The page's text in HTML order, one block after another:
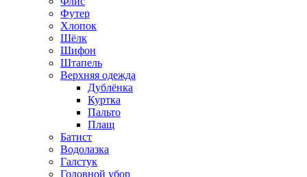
Футер
Хлопок
Шёлк
Шифон
Штапель
Верхняя одежда
Дублёнка
Куртка
Пальто
Плащ
Батист
Водолазка
Галстук
Головной убор